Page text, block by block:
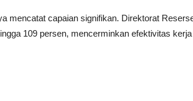
mencatat capaian signifikan. Direktorat
109 persen, mencerminkan efektivitas